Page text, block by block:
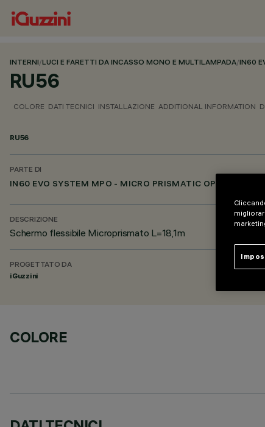
INTERNI/LUCI E FARETTI DA INCASSO MONO E MULTILAMPADA/IN60
RU56
COLORE DATI TECNICI INSTALLAZIONE ADDITIONAL INFORMATION
RU56
PARTE DI
IN60 EVO SYSTEM MPO - MICRO PRISMATIC OPTIC
DESCRIZIONE
Schermo flessibile Microprismato L=18,1m
PROGETTATO DA
iGuzzini
COLORE